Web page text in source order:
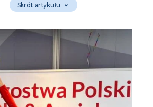
Skrót artykułu